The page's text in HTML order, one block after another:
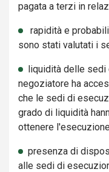
pagata a terzi in
rapidità e
sono stati valutati i
liquidità delle sedi
negoziatore ha
che le sedi di
grado di liquidità
ottenere
presenza di
alle sedi di